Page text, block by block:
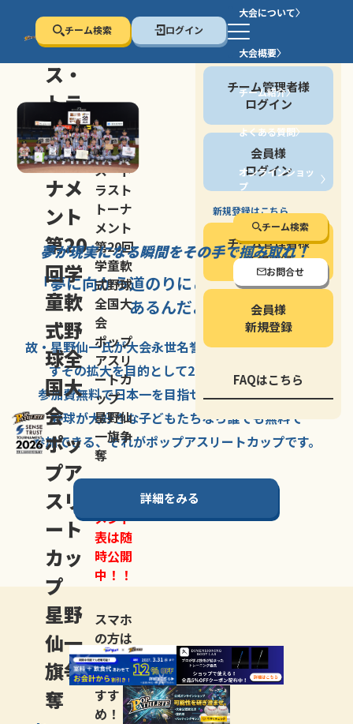
チーム検索 ログイン
大会について
大会概要
チーム紹介
よくある質問
オンラインショッ
プ
チーム検索
お問合せ
停止する
セン
ス・
トラ
スト
トー
ナメ
ント
第20
回学
童軟
式野
球全
国大
会
ポッ
プア
スリ
ート
カッ
プ
星野
仙一
旗争
奪
セン
ス・ト
ラスト
トーナ
メント
第20回
学童軟
式野球
全国大
会
ポップ
アスリ
ートカ
ップ
星野仙
一旗争
奪
メント
表は随
時公開
中！！
スマホ
の方は
LINE登
録がお
すす
め！
会員の方
チーム管理者様
ログイン
会員様
ログイン
新規登録はこちら
チーム管理者様
新規登録
会員様
新規登録
FAQはこちら
夢が現実になる瞬間をその手で掴み取れ！
「夢に向かう道のりにこそ大きな意味が
あるんだよ」
故・星野仙一氏が大会永世名誉会長を務める、野球の
すその拡大を目的として2007年に
参加費無料で日本一を目指せる唯一の野球大会。
野球が大好きな子どもたちなら誰でも無料で
参加できる、それがポップアスリートカップです。
詳細をみる